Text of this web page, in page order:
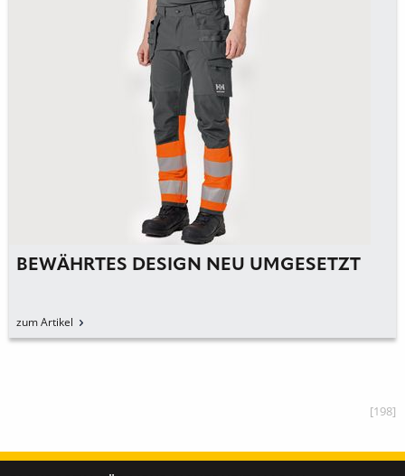
BEWÄHRTES DESIGN NEU UMGESETZT
zum Artikel
[198]